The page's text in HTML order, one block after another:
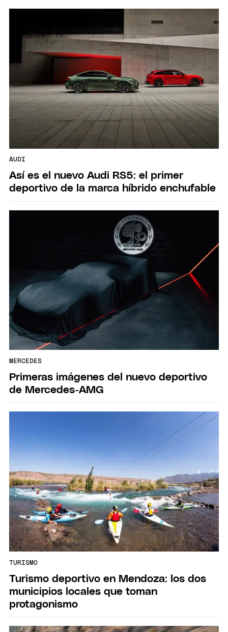
AUDI
Así es el nuevo Audi RS5: el primer
deportivo de la marca híbrido enchufable
MERCEDES
Primeras imágenes del nuevo deportivo
de Mercedes-AMG
TURISMO
Turismo deportivo en Mendoza: los dos
municipios locales que toman
protagonismo